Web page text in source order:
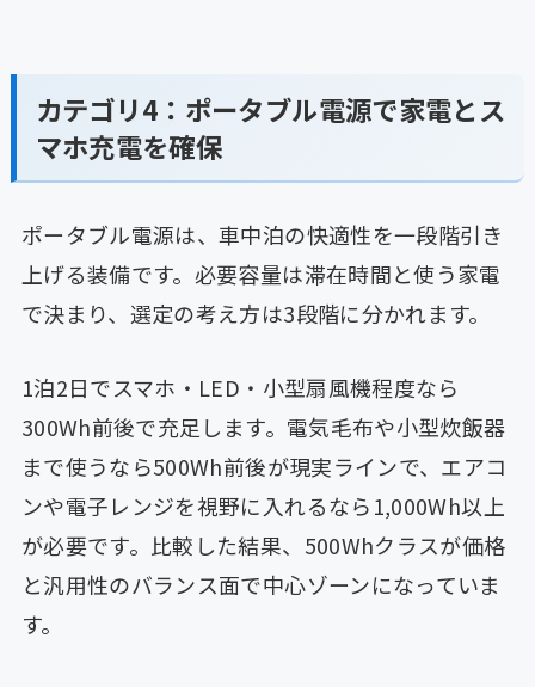
カテゴリ4：ポータブル電源で家電とス
マホ充電を確保
ポータブル電源は、車中泊の快適性を一段階引き
上げる装備です。必要容量は滞在時間と使う家電
で決まり、選定の考え方は3段階に分かれます。
1泊2日でスマホ・LED・小型扇風機程度なら
300Wh前後で充足します。電気毛布や小型炊飯器
まで使うなら500Wh前後が現実ラインで、エアコ
ンや電子レンジを視野に入れるなら1,000Wh以上
が必要です。比較した結果、500Whクラスが価格
と汎用性のバランス面で中心ゾーンになっていま
す。